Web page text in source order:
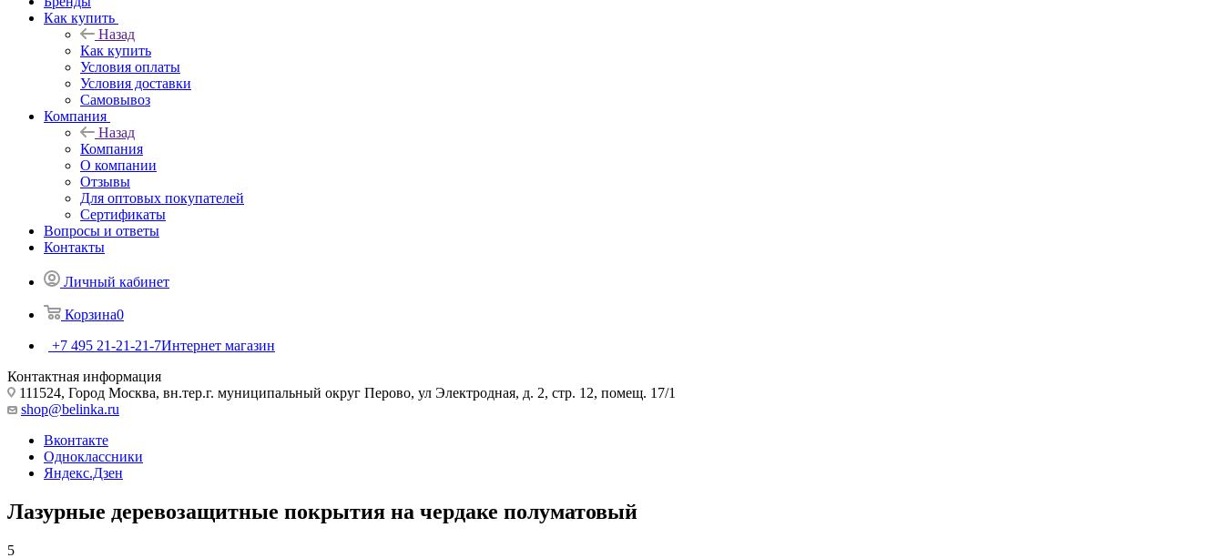
Как купить
Назад
Как купить
Условия оплаты
Условия доставки
Самовывоз
Компания
Назад
Компания
О компании
Отзывы
Для оптовых покупателей
Сертификаты
Вопросы и ответы
Контакты
Личный кабинет
Корзина0
+7 495 21-21-21-7Интернет магазин
Контактная информация
111524, Город Москва, вн.тер.г. муниципальный округ Перово, ул Электродная, д. 2, стр. 12, помещ. 17/1
shop@belinka.ru
Вконтакте
Одноклассники
Яндекс.Дзен
Лазурные деревозащитные покрытия на чердаке полуматовый
5